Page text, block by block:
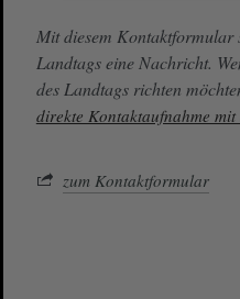
Mit diesem Kontaktformular
Landtags eine Nachricht.
des Landtags richten
direkte Kontaktaufnahme
zum Kontaktformular